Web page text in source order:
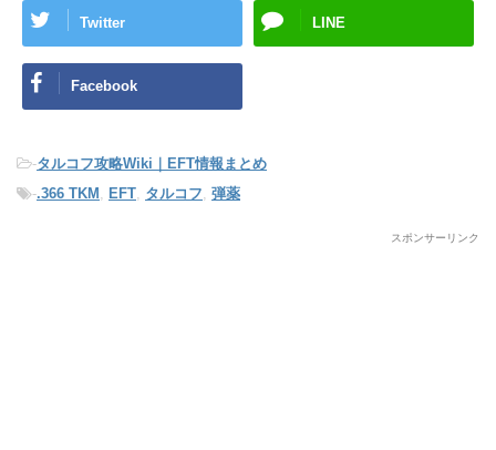
Twitter LINE
Facebook
-タルコフ攻略Wiki｜EFT情報まとめ
-.366 TKM EFT タルコフ 弾薬
スポンサーリンク